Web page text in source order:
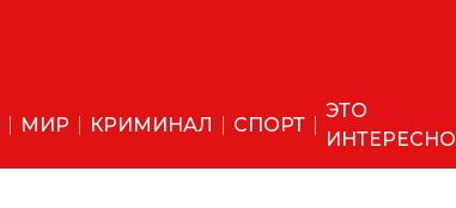
МИР КРИМИНАЛ СПОРТ
ЭТО
ИНТЕРЕСНО